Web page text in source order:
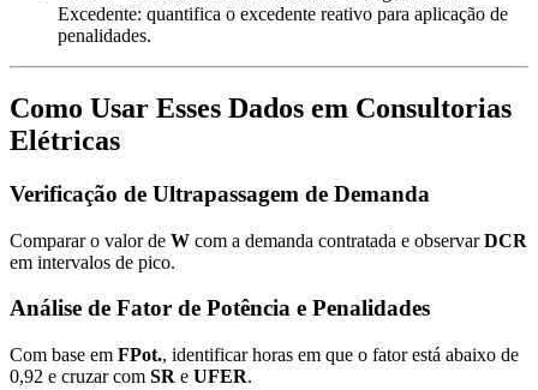
Excedente: quantifica o excedente reativo para aplicação de
penalidades.
Como Usar Esses Dados em Consultorias
Elétricas
Verificação de Ultrapassagem de Demanda
Comparar o valor de W com a demanda contratada e observarDCR
em intervalos de pico.
Análise de Fator de Potência e Penalidades
Com base em FPot., identificar horas em que o fator está abaixo de
0,92 e cruzar com SR e UFER.